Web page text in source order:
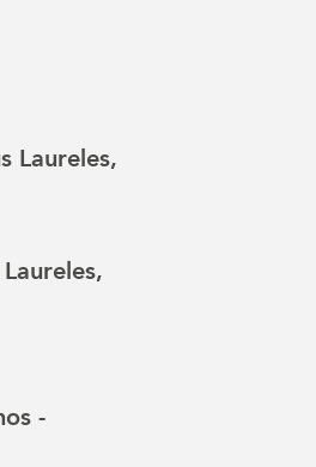
Laureles,
-